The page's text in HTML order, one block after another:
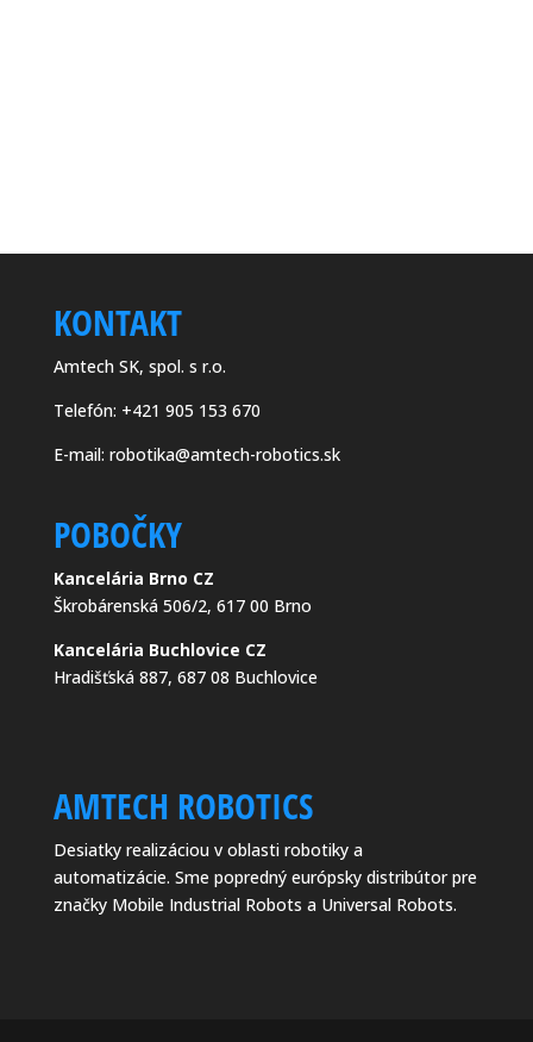
KONTAKT
Amtech SK, spol. s r.o.
Telefón: +421 905 153 670
E-mail: robotika@amtech-robotics.sk
POBOČKY
Kancelária Brno CZ
Škrobárenská 506/2, 617 00 Brno
Kancelária Buchlovice CZ
Hradišťská 887, 687 08 Buchlovice
AMTECH ROBOTICS
Desiatky realizáciou v oblasti robotiky a
automatizácie. Sme popredný európsky distribútor pre
značky Mobile Industrial Robots a Universal Robots.